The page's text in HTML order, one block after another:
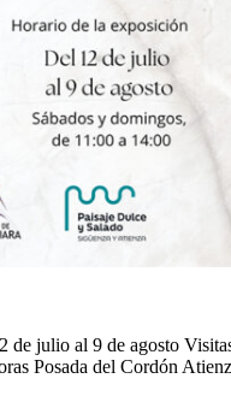
de julio al 9 de agosto
Posada del Cordón